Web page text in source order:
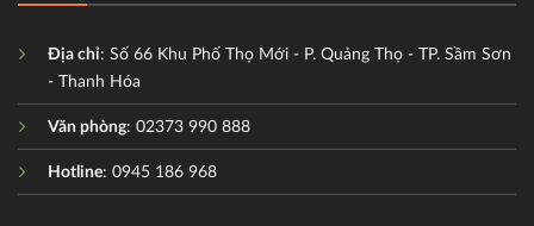
Địa chỉ: Số 66 Khu Phố Thọ Mới - P. Quảng Thọ - TP. Sầm Sơn
- Thanh Hóa
Văn phòng: 02373 990 888
Hotline: 0945 186 968